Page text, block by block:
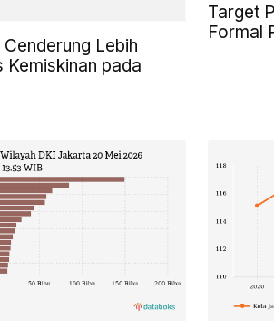
Lebih
Kemiskinan pada
Target
Formal